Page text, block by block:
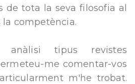
de tota la seva filosofia al
competència.
tipus revistes
me comentar-vos
m'he trobat.